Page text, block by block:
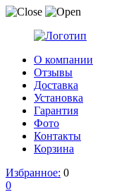
О компании
Отзывы
Доставка
Установка
Гарантия
Фото
Контакты
Корзина
Избранное: 0
0